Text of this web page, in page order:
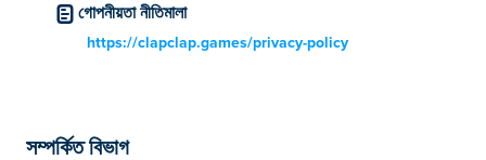
গোপনীয়তা নীতিমালা
https://clapclap.games/privacy-policy
সম্পর্কিত বিভাগ